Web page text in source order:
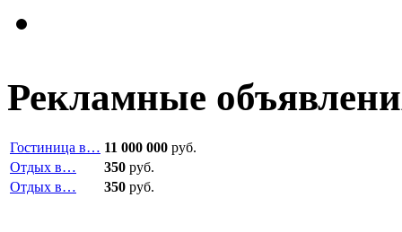
Рекламные
Гостиница в… 11 000 000 руб.
Отдых в…
350 руб.
Отдых в…
350 руб.